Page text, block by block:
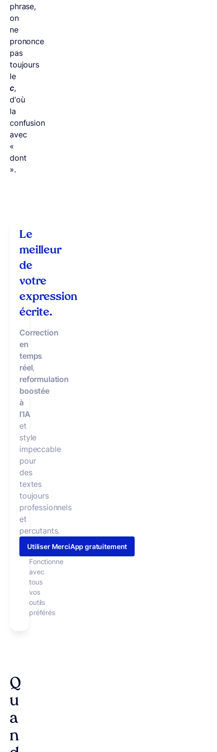
phrase,
on
ne
prononce
pas
toujours
le
c,
d’où
la
confusion
avec
«
dont
».
Le
meilleur
de
votre
expression
écrite.
Correction
en
temps
réel,
reformulation
boostée
à
l’IA
et
style
impeccable
pour
des
textes
toujours
professionnels
et
percutants.
Utiliser MerciApp gratuitement
Fonctionne
avec
tous
vos
outils
préférés
Q
u
a
n